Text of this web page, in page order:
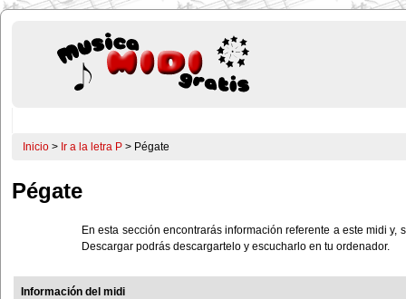
Inicio > Ir a la letra P > Pégate
Pégate
En esta sección encontrarás información referente a este midi
Descargar podrás descargartelo y escucharlo en tu ordenador.
Información del midi